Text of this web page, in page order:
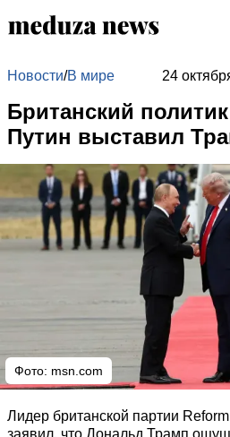
Новости/В мире 24
Британский политик
Путин выставил
Фото: msn.com
Лидер британской партии
заявил, что Дональд Трамп